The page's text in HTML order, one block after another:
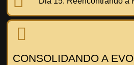
CONSOLIDANDO A